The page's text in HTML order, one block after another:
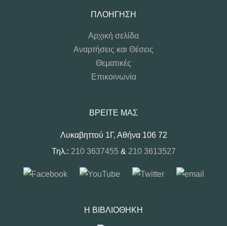
ΠΛΟΉΓΗΣΗ
Αρχική σελίδα
Αναρτήσεις και Θέσεις
Θεματικές
Επικοινωνία
ΒΡΕΊΤΕ ΜΑΣ
Λυκαβηττού 1Γ, Αθήνα 106 72
Τηλ.: 210 3637455 & 210 3613527
Η ΒΙΒΛΙΟΘΉΚΗ